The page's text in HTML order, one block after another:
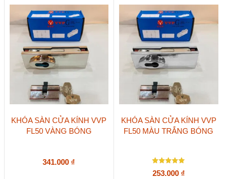
KHÓA SÀN CỬA KÍNH VVP
FL50 VÀNG BÓNG
341.000 ₫
KHÓA SÀN CỬA KÍNH VVP
FL50 MÀU TRẮNG BÓNG
Được xếp
hạng
253.000 ₫